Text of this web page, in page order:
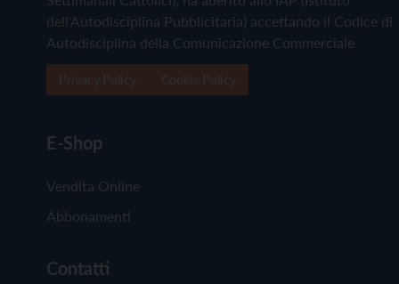
dell'Autodisciplina Pubblicitaria) accettando il Codice di
Autodisciplina della Comunicazione Commerciale
E-Shop
Vendita Online
Abbonamenti
Contatti